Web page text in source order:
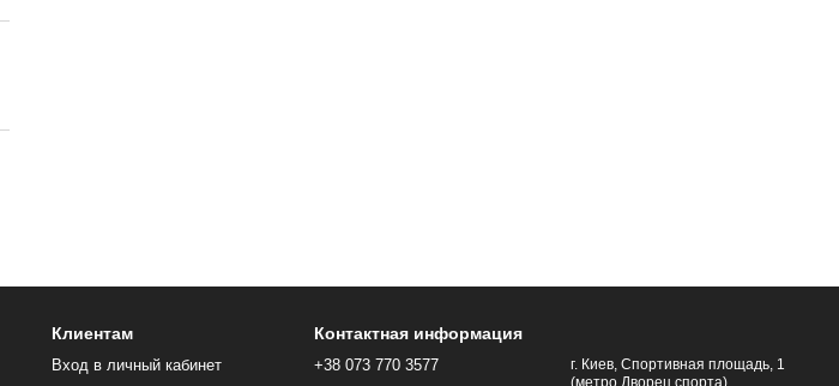
Клиентам
Вход в личный кабинет
Контактная информация
+38 073 770 3577
г. Киев, Спортивная площадь, 1
(метро Дворец спорта).